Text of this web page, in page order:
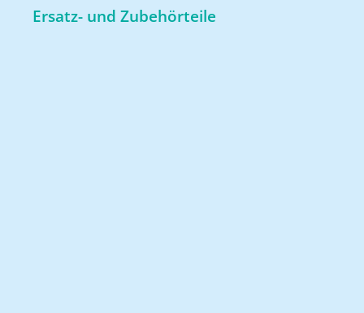
Ersatz- und Zubehörteile